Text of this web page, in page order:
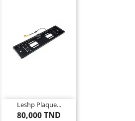
Leshp Plaque...
80,000 TND